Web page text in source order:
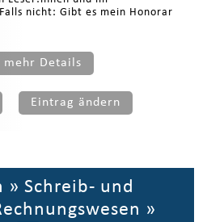
nicht: Gibt es mein Honorar
mehr Details
Eintrag ändern
» Schreib- und
»